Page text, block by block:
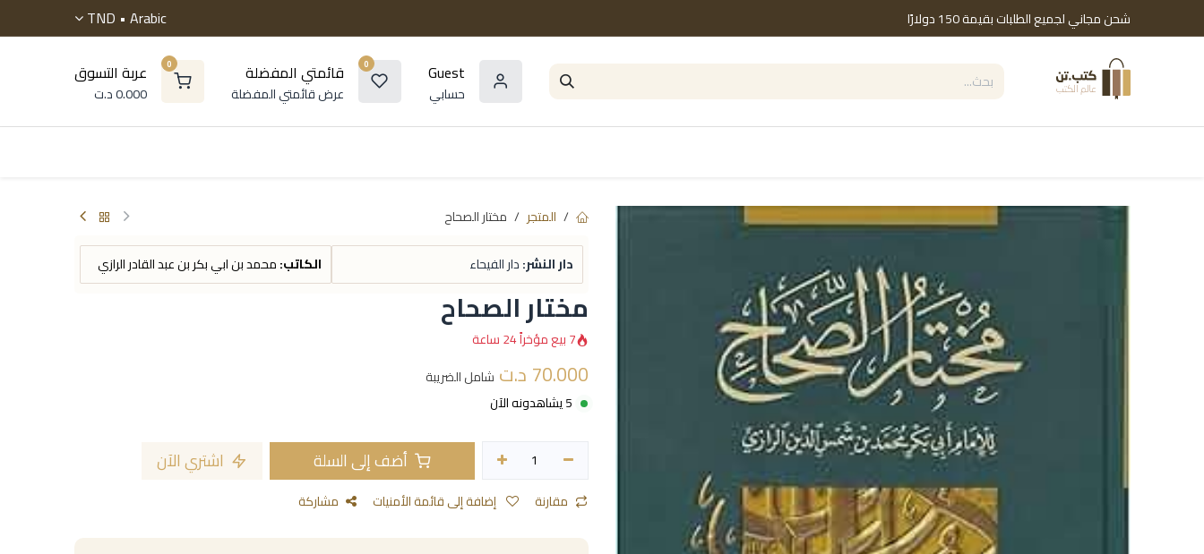
شحن مجاني لجميع الطلبات بقيمة 150 دولارًا Arabic •
TND
0 عربة التسوق
0.000د.ت
0 قائمتي المفضلة
عرض قائمتي المفضلة
Guest
حسابي
المتجر مختار الصحاح
دار النشر:دار الفيحاء الكاتب:محمد بن ابي بكر بن عبد القادر الرازي
مختار الصحاح
7 بيع مؤخراً 24 ساعة
70.000 د.ت شامل الضريبة
5 يشاهدونه الآن
أضف إلى السلة اشتري الآن
مقارنة مشاركة